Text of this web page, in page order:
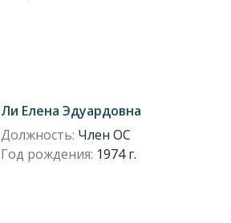
Ли Елена Эдуардовна
Должность: Член ОС
Год рождения: 1974 г.